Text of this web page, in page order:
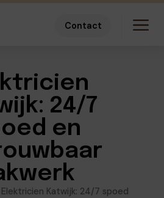
Contact
24/7
en
Elektricien Katwijk: 24/7 spoed